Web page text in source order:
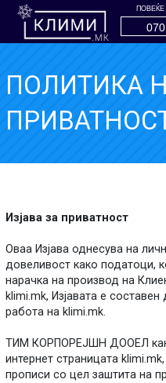
ПОЛИТИКА
Изјава за приватност
Оваа Изјава однесува на
довеливост како податоци,
нарачка на производ на
klimi.mk, Изјавата е
работа на klimi.mk.
ТИМ КОРПОРЕЈШН ДООЕЛ
интернет страницата
прописи со цел заштита на